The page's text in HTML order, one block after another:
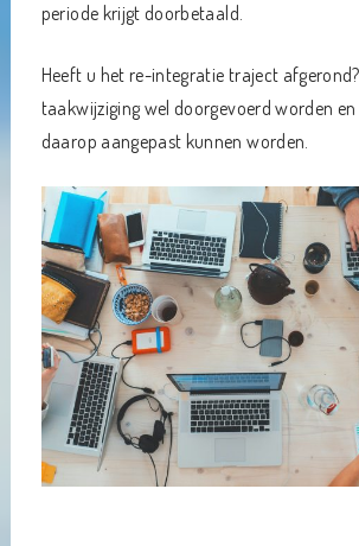
periode krijgt doorbetaald.
Heeft u het re-integratie traject
taakwijziging wel doorgevoerd worden
daarop aangepast kunnen worden.